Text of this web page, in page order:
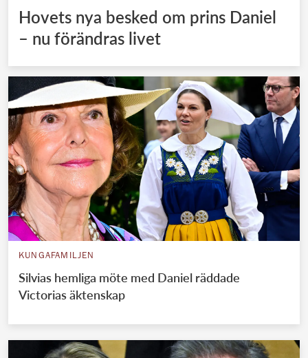
Hovets nya besked om prins Daniel
– nu förändras livet
KUNGAFAMILJEN
Silvias hemliga möte med Daniel räddade
Victorias äktenskap